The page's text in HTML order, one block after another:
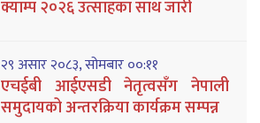
क्याम्प २०२६ उत्साहका साथ जारी
२९ असार २०८३, सोमबार ००:११
एचईबी आईएसडी नेतृत्वसँग नेपाली
समुदायको अन्तरक्रिया कार्यक्रम सम्पन्न